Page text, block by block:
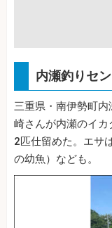
内瀬釣りセ
三重県・南伊勢町内
崎さんが内瀬のイ
2匹仕留めた。エサ
の幼魚）なども。